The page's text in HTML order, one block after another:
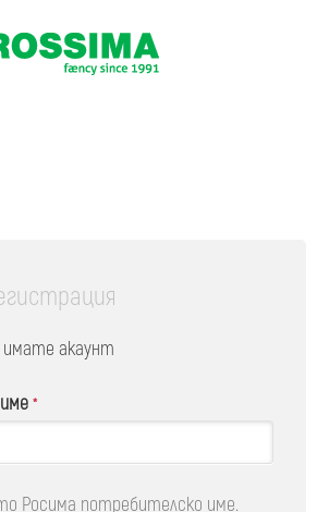
имате акаунт
*
Росима потребителско име.